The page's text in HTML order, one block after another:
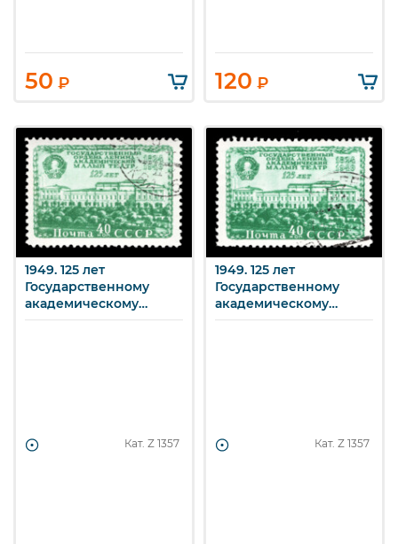
50 ₽ 120 ₽
1949. 125 лет
Государственному
академическому
Малому театру. Здание
Кат. Z 1357
1949. 125 лет
Государственному
академическому
Малому театру. Здание
Кат. Z 1357